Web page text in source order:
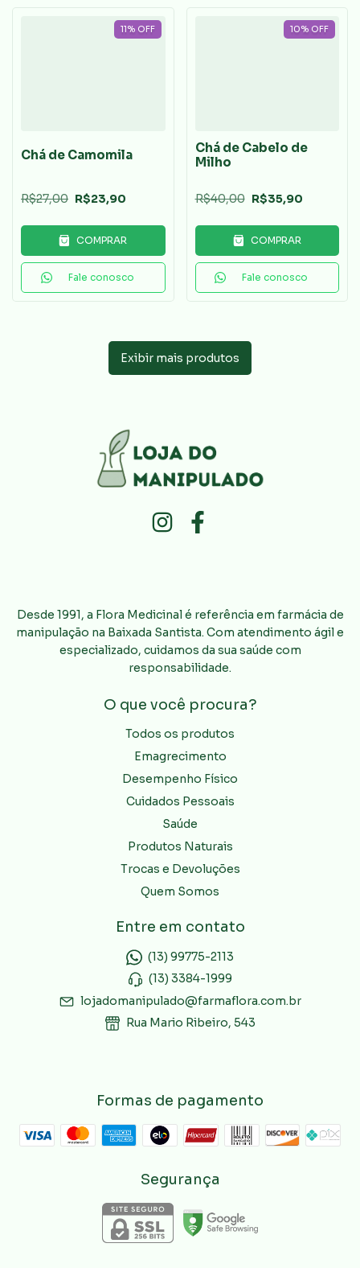
11% OFF
Chá de Camomila
R$27,00 R$23,90
COMPRAR
Fale conosco
10% OFF
Chá de Cabelo de
Milho
R$40,00 R$35,90
COMPRAR
Fale conosco
Exibir mais produtos
Desde 1991, a Flora Medicinal é referência em farmácia de
manipulação na Baixada Santista. Com atendimento ágil e
especializado, cuidamos da sua saúde com
responsabilidade.
O que você procura?
Todos os produtos
Emagrecimento
Desempenho Físico
Cuidados Pessoais
Saúde
Produtos Naturais
Trocas e Devoluções
Quem Somos
Entre em contato
(13) 99775-2113
(13) 3384-1999
lojadomanipulado@farmaflora.com.br
Rua Mario Ribeiro, 543
Formas de pagamento
Segurança